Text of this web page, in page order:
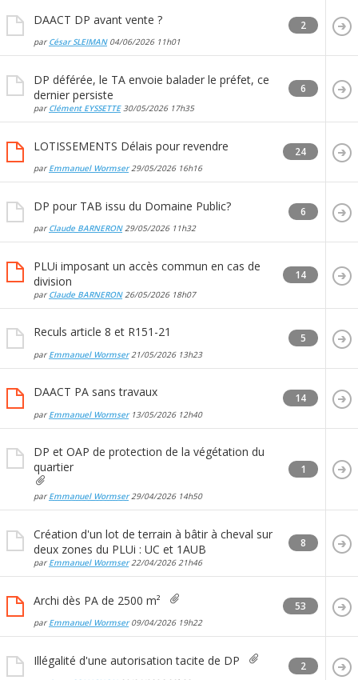
DAACT DP avant vente ?
par César SLEIMAN04/06/2026 11h01
2
DP déférée, le TA envoie balader le préfet, ce
dernier persiste
par Clément EYSSETTE30/05/2026 17h35
6
LOTISSEMENTS Délais pour revendre
par Emmanuel Wormser29/05/2026 16h16
24
DP pour TAB issu du Domaine Public?
par Claude BARNERON29/05/2026 11h32
6
PLUi imposant un accès commun en cas de
division
par Claude BARNERON26/05/2026 18h07
14
Reculs article 8 et R151-21
par Emmanuel Wormser21/05/2026 13h23
5
DAACT PA sans travaux
par Emmanuel Wormser13/05/2026 12h40
14
DP et OAP de protection de la végétation du
quartier
par Emmanuel Wormser29/04/2026 14h50
1
Création d'un lot de terrain à bâtir à cheval sur
deux zones du PLUi : UC et 1AUB
par Emmanuel Wormser22/04/202621h46
8
Archi dès PA de 2500 m²
par Emmanuel Wormser09/04/2026 19h22
53
Illégalité d'une autorisation tacite de DP 2